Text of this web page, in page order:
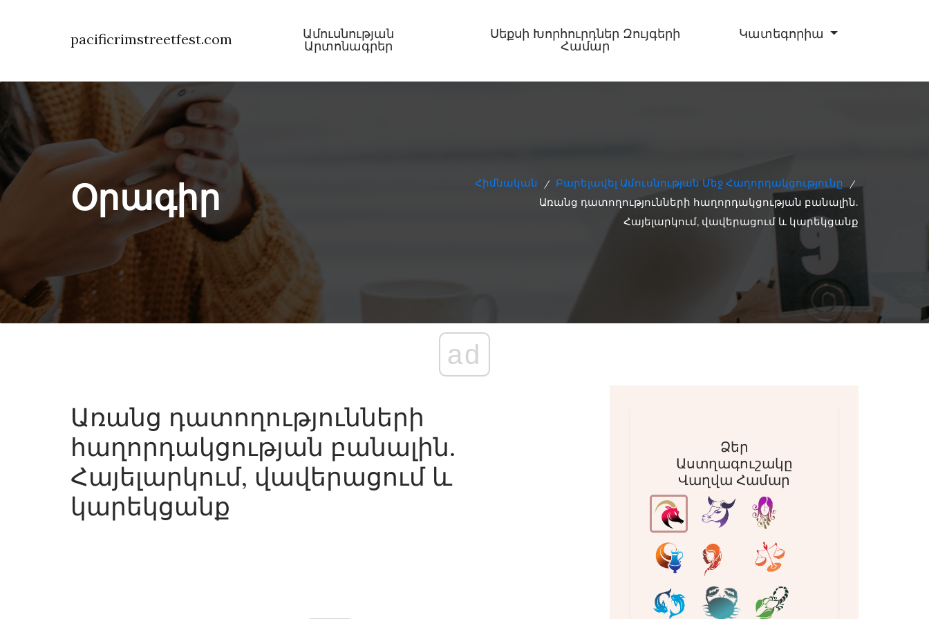
pacificrimstreetfest.com Ամուսնության
Արտոնագրեր
Սեքսի Խորհուրդներ Զույգերի
Համար
Կատեգորիա
Օրագիր Հիմնական / Բարելավել Ամուսնության Մեջ Հաղորդակցությունը /
Առանց դատողությունների հաղորդակցության բանալին.
Հայելարկում, վավերացում և կարեկցանք
ad
Առանց դատողությունների
հաղորդակցության բանալին.
Հայելարկում, վավերացում և
կարեկցանք
Ձեր
Աստղագուշակը
Վաղվա Համար